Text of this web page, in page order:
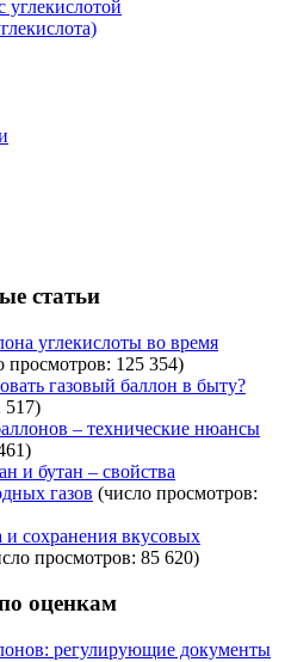
углекислотой
статьи
углекислоты во время
просмотров: 125 354)
газовый баллон в быту?
517)
– технические нюансы
и бутан – свойства
газов (число просмотров:
и сохранения вкусовых
просмотров: 85 620)
оценкам
регулирующие документы